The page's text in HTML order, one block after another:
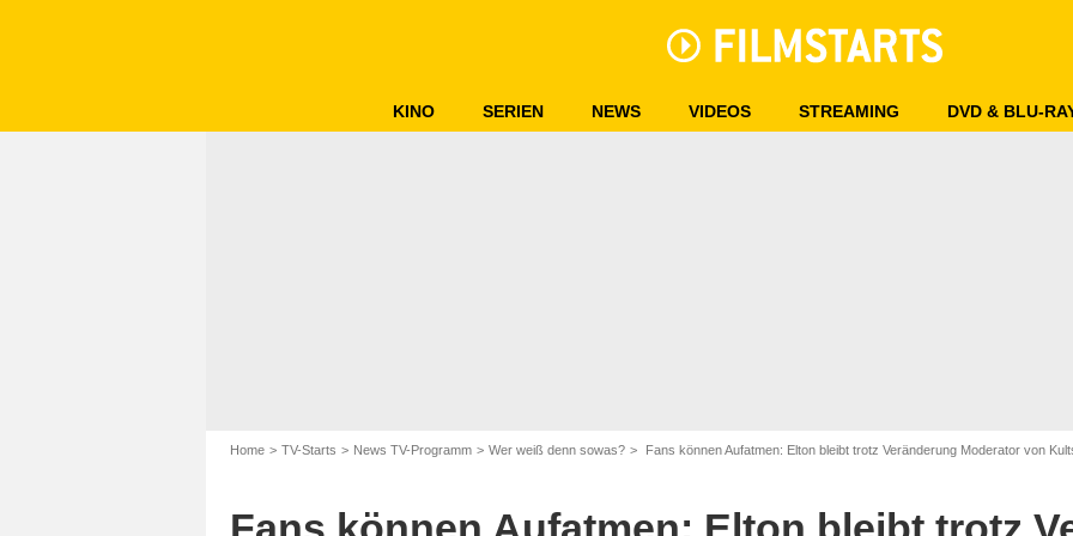
KINO SERIEN NEWS VIDEOS STREAMING DVD & BLU-
Home TV-Starts News TV-Programm Wer weiß denn sowas? Fans können Aufatmen: Elton bleibt trotz Veränderung Moderator von
ARD/Morris Mac Matzen